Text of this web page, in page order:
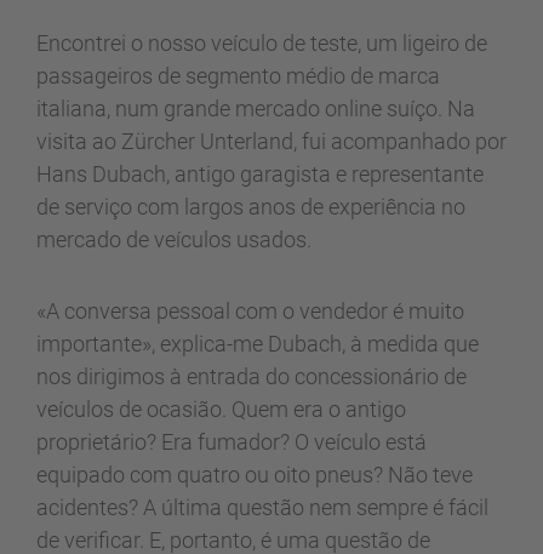
Encontrei o nosso veículo de teste, um ligeiro de
passageiros de segmento médio de marca
italiana, num grande mercado online suíço. Na
visita ao Zürcher Unterland, fui acompanhado por
Hans Dubach, antigo garagista e representante
de serviço com largos anos de experiência no
mercado de veículos usados.
«A conversa pessoal com o vendedor é muito
importante», explica-me Dubach, à medida que
nos dirigimos à entrada do concessionário de
veículos de ocasião. Quem era o antigo
proprietário? Era fumador? O veículo está
equipado com quatro ou oito pneus? Não teve
acidentes? A última questão nem sempre é fácil
de verificar. E, portanto, é uma questão de